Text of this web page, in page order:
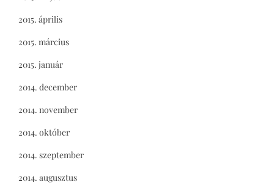
2015. április
2015. március
2015. január
2014. december
2014. november
2014. október
2014. szeptember
2014. augusztus